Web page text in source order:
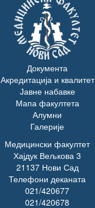
Документа
Акредитација и квалитет
Јавне набавке
Мапа факултета
Алумни
Галерије
Медицински факултет
Хајдук Вељкова 3
21137 Нови Сад
Телефони деканата
021/420677
021/420678